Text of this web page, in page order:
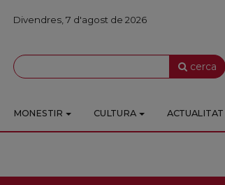
Divendres, 7 d'agost de 2026
cerca
MONESTIR CULTURA ACTUALITAT